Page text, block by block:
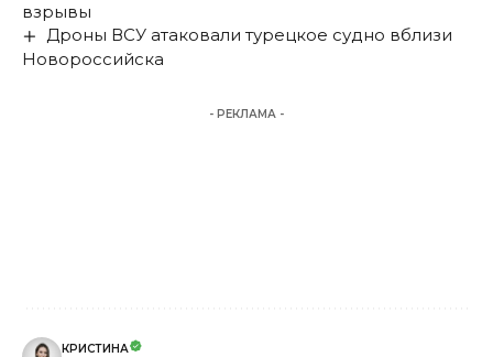
взрывы
Дроны ВСУ атаковали турецкое судно вблизи
Новороссийска
- РЕКЛАМА -
КРИСТИНА